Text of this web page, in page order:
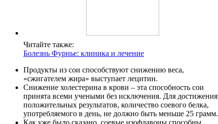
Читайте также:
Болезнь Фурнье: клиника и лечение
Продукты из сои способствуют снижению веса,
«сжигателем жира» выступает лецитин.
Снижение холестерина в крови – эта способность сои
принята всеми учеными без исключения. Для достижения
положительных результатов, количество соевого белка,
употребляемого в день, не должно быть меньше 25 грамм.
Как уже было сказано, соевые изофлавоны способны